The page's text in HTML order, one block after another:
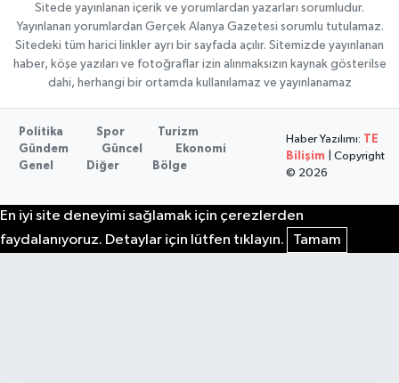
Sitede yayınlanan içerik ve yorumlardan yazarları sorumludur.
Yayınlanan yorumlardan Gerçek Alanya Gazetesi sorumlu tutulamaz.
Sitedeki tüm harici linkler ayrı bir sayfada açılır. Sitemizde yayınlanan
haber, köşe yazıları ve fotoğraflar izin alınmaksızın kaynak gösterilse
dahi, herhangi bir ortamda kullanılamaz ve yayınlanamaz
Politika Spor
Turizm
Gündem
Güncel
Ekonomi
Genel
Diğer Bölge
Haber Yazılımı: TE
Bilişim | Copyright
© 2026
En iyi site deneyimi sağlamak için çerezlerden
faydalanıyoruz. Detaylar için lütfen tıklayın.
Tamam